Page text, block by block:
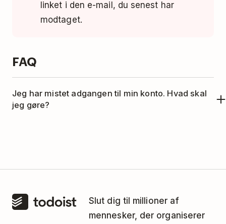
linket i den e-mail, du senest har
modtaget.
FAQ
Jeg har mistet adgangen til min konto. Hvad skal
jeg gøre?
Slut dig til millioner af
mennesker, der organiserer